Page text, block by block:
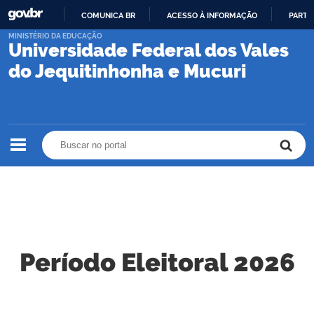
PARA
CONTEÚDO
COMUNICA BR ACESSO À INFORMAÇÃO
Universidade Federal dos Vales
do Jequitinhonha e Mucuri
MINISTÉRIO DA EDUCAÇÃO
Período Eleitoral 2026